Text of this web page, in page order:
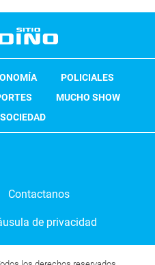
POLICIALES
MUCHO SHOW
SOCIEDAD
Contactanos
de privacidad